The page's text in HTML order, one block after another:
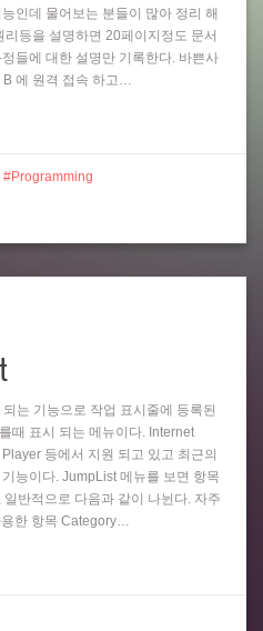
인데 물어보는 분들이 많아 정리 해
등을 설명하면 20페이지정도 문서
들에 대한 설명만 기록한다. 바쁜사
에 원격 접속 하고…
Programming
는 기능으로 작업 표시줄에 등록된
때 표시 되는 메뉴이다. Internet
등에서 지원 되고 있고 최근의
능이다. JumpList 메뉴를 보면 항목
반적으로 다음과 같이 나뉜다. 자주
한 항목 Category…